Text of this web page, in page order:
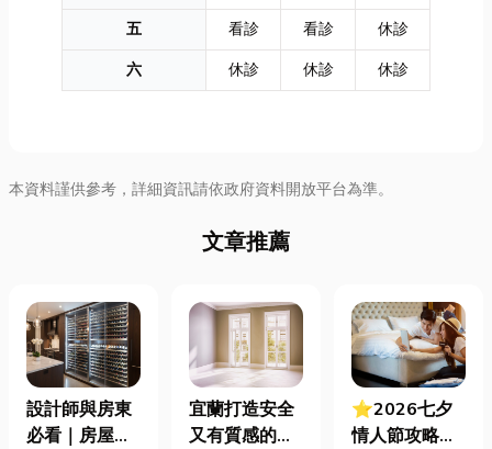
五
看診 看診
休診
六
休診 休診 休診
本資料謹供參考，詳細資訊請依政府資料開放平台為準。
文章推薦
設計師與房東
必看｜房屋濕
宜蘭打造安全
又有質感的
⭐2026七夕
情人節攻略！